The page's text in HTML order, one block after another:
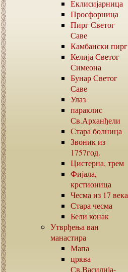
Еклисијарница
Просфорница
Пирг Светог
Саве
Камбански пирг
Келија Светог
Симеона
Бунар Светог
Саве
Улаз
параклис
Св.Арханђели
Стара болница
Звоник из
1757год.
Цистерна, трем
Фијала,
крстионица
Чесма из 17 века
Стара чесма
Бели конак
Утврђења ван
манастира
Мапа
црква
Св.Василија-